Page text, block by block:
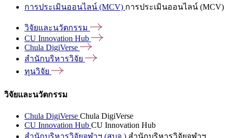
การประเมินออนไลน์ (MCV) การประเมินออนไลน์ (MCV)
วิจัยและนวัตกรรม
CU Innovation Hub
Chula DigiVerse
สำนักบริหารวิจัย
ทุนวิจัย
วิจัยและนวัตกรรม
Chula DigiVerse Chula DigiVerse
CU Innovation Hub CU Innovation Hub